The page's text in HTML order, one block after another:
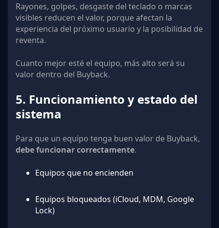
Rayones, golpes, desgaste del teclado o marcas
visibles reducen el valor, porque afectan la
experiencia del próximo usuario y la posibilidad de
reventa.
Cuanto mejor esté el equipo, más alto será su
valor dentro del Buyback.
5. Funcionamiento y estado del
sistema
Para que un equipo tenga buen valor de Buyback,
debe funcionar correctamente.
Equipos que no encienden
Equipos bloqueados (iCloud, MDM, Google
Lock)